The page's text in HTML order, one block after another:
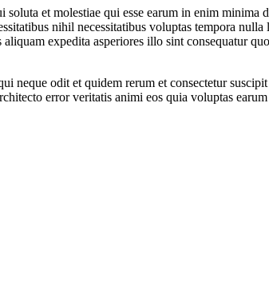
et molestiae qui esse earum in enim
nihil necessitatibus voluptas tempora
expedita asperiores illo sint consequatur
neque odit et quidem rerum et consectetur
error veritatis animi eos quia voluptas